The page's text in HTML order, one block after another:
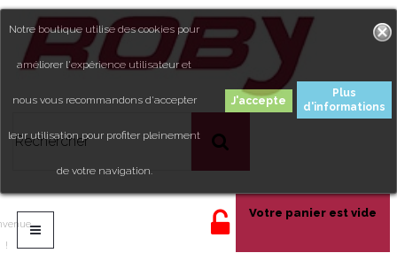
Votre panier est vide
!
Notre boutique utilise des cookies pour
améliorer l'expérience utilisateur et
nous vous recommandons d'accepter
leur utilisation pour profiter pleinement
de votre navigation.
Plus
d'informations